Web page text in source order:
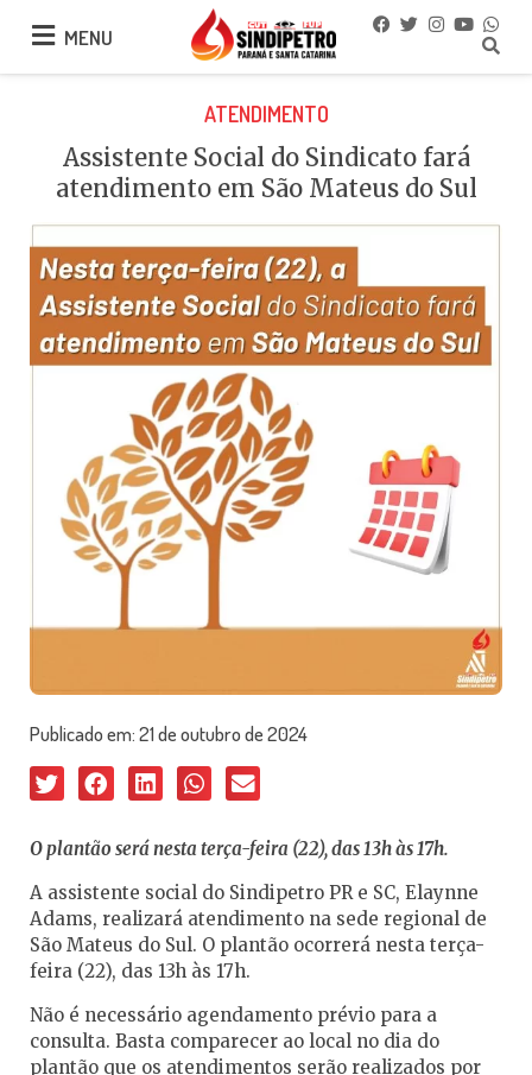
MENU
MENU
ATENDIMENTO
Assistente Social do Sindicato fará
atendimento em São Mateus do Sul
Publicado em:21 de outubro de 2024
O plantão será nesta terça-feira (22), das 13h às 17h.
A assistente social do Sindipetro PR e SC, Elaynne
Adams, realizará atendimento na sede regional de
São Mateus do Sul. O plantão ocorrerá nesta terça-
feira (22), das 13h às 17h.
Não é necessário agendamento prévio para a
consulta. Basta comparecer ao local no dia do
plantão que os atendimentos serão realizados por